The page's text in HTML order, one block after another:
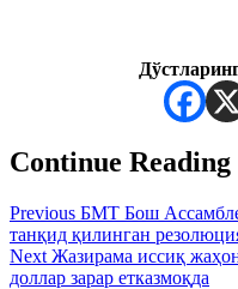
Continue Reading
Previous БМТ Бош
танқид қилинган
Next Жазирама иссиқ
доллар зарар етказмоқда